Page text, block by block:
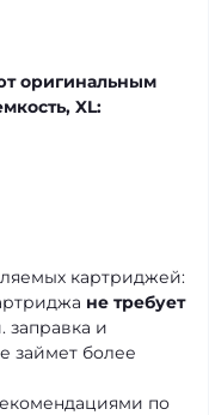
оригинальным
XL:
картриджей:
не требует
заправка и
займет более
по